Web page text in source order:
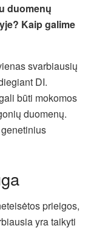
duomenų
Kaip galime
svarbiausių
DI.
būti mokomos
duomenų.
prieigos,
yra taikyti